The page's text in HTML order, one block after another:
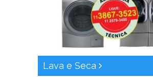
Lava e Seca